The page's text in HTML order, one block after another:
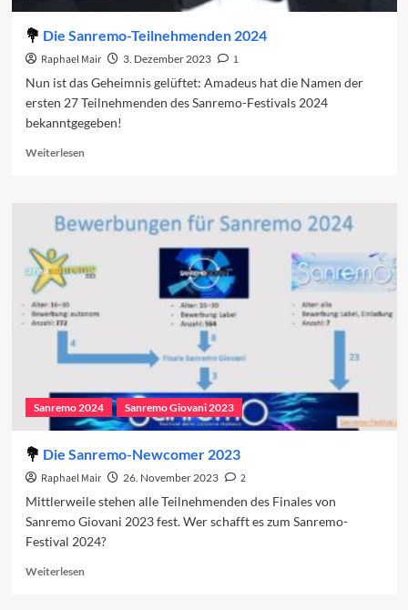
Die Sanremo-Teilnehmenden 2024
Raphael Mair 3. Dezember 2023
1
Nun ist das Geheimnis gelüftet: Amadeus hat die Namen der
ersten 27 Teilnehmenden des Sanremo-Festivals 2024
bekanntgegeben!
WeiterlesenRead
Sanremo-
Teilnehmenden
Sanremo 2024 Sanremo Giovani 2023
Die Sanremo-Newcomer 2023
Raphael Mair 26. November 2023
2
Mittlerweile stehen alle Teilnehmenden des Finales von
Sanremo Giovani 2023 fest. Wer schafft es zum Sanremo-
Festival 2024?
WeiterlesenRead